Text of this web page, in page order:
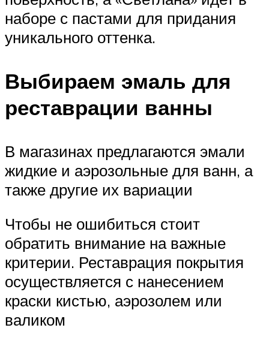
наборе с пастами для придания
уникального оттенка.
Выбираем эмаль для
реставрации ванны
В магазинах предлагаются эмали
жидкие и аэрозольные для ванн, а
также другие их вариации
Чтобы не ошибиться стоит
обратить внимание на важные
критерии. Реставрация покрытия
осуществляется с нанесением
краски кистью, аэрозолем или
валиком